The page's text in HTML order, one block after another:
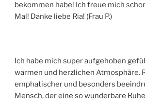
bekommen habe! Ich freue mich
Mal! Danke liebe Ria! (Frau P.)
Ich habe mich super aufgehoben
warmen und herzlichen Atmosphäre.
emphatischer und besonders
Mensch, der eine so wunderbare